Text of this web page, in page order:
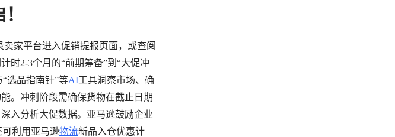
家平台进入促销提报页面，或查阅
时2-3个月的“前期筹备”到“大促冲
选品指南针”等AI工具洞察市场、确
。冲刺阶段需确保货物在截止日期
入分析大促数据。亚马逊鼓励企业
利用亚马逊物流新品入仓优惠计